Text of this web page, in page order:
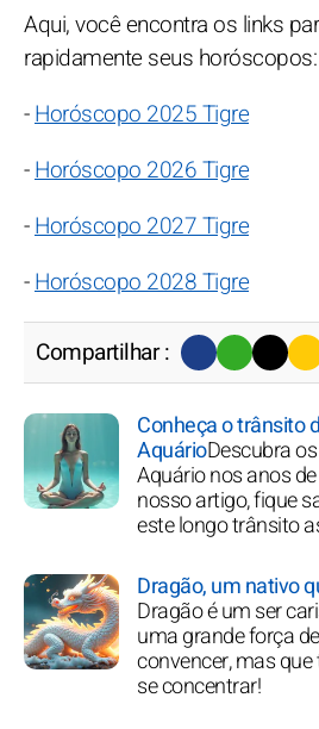
Aqui, você encontra os links
rapidamente seus horóscopos:
-Horóscopo 2025 Tigre
-Horóscopo 2026 Tigre
-Horóscopo 2027 Tigre
-Horóscopo 2028 Tigre
Compartilhar :
Conheça o trânsito
AquárioDescubra
Aquário nos anos
nosso artigo, fique
este longo trânsito
Dragão, um nativo
Dragão é um ser
uma grande força
convencer, mas
se concentrar!